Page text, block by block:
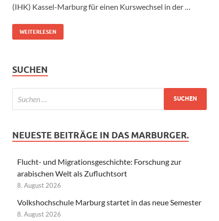
(IHK) Kassel-Marburg für einen Kurswechsel in der …
WEITERLESEN
SUCHEN
NEUESTE BEITRÄGE IN DAS MARBURGER.
Flucht- und Migrationsgeschichte: Forschung zur
arabischen Welt als Zufluchtsort
8. August 2026
Volkshochschule Marburg startet in das neue Semester
8. August 2026